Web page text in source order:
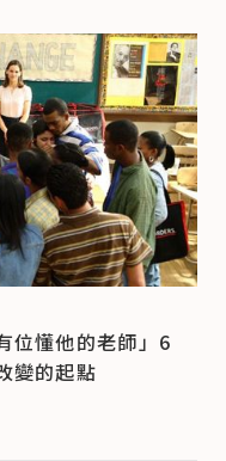
位懂他的老師」6
變的起點